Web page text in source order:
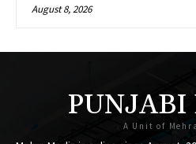
panel
August 8, 2026
A Unit of